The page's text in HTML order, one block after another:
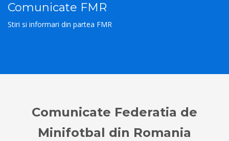
Comunicate FMR
Stiri si informari din partea FMR
Comunicate Federatia de
Minifotbal din Romania